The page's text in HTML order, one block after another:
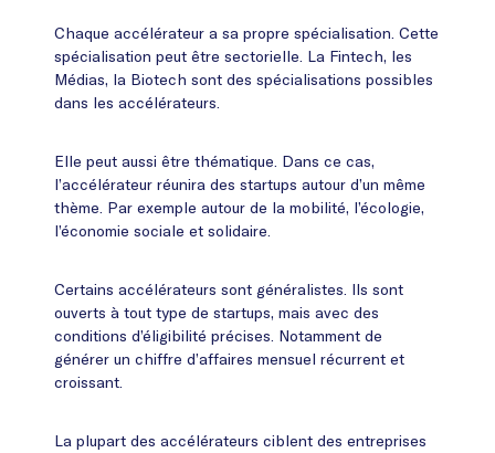
Chaque accélérateur a sa propre spécialisation. Cette
spécialisation peut être sectorielle. La Fintech, les
Médias, la Biotech sont des spécialisations possibles
dans les accélérateurs.
Elle peut aussi être thématique. Dans ce cas,
l’accélérateur réunira des startups autour d’un même
thème. Par exemple autour de la mobilité, l’écologie,
l’économie sociale et solidaire.
Certains accélérateurs sont généralistes. Ils sont
ouverts à tout type de startups, mais avec des
conditions d’éligibilité précises. Notamment de
générer un chiffre d’affaires mensuel récurrent et
croissant.
La plupart des accélérateurs ciblent des entreprises